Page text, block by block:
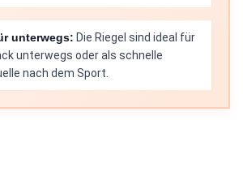
unterwegs: Die Riegel sind ideal für
unterwegs oder als schnelle
nach dem Sport.